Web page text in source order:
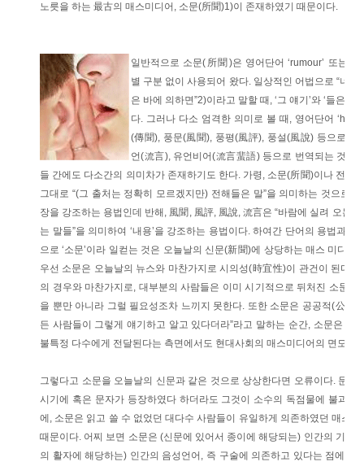
노릇을 하는 最古의 매스미디어, 소문(所聞)1)이 존재하였기 때문이다.
일반적으로 소문(所聞)은 영어단어 ‘rumour’ 또는
별 구분 없이 사용되어 왔다. 일상적인 어법으로 “너
은 바에 의하면”2)이라고 말할 때, ‘그 얘기’와 ‘들은
다. 그러나 다소 엄격한 의미로 볼 때, 영어단어
(傳聞), 풍문(風聞), 풍평(風評), 풍설(風說) 등으로 번
언(流言), 유언비어(流言蜚語) 등으로 번역되는 것이
들 간에도 다소간의 의미차가 존재하기도 한다. 가령, 소문(所聞)이나 전문(
그대로 “(그 출처는 정확히 모르겠지만) 전해들은 말”을 의미하는 것으로
장을 강조하는 용법인데 반해, 風聞, 風評, 風說, 流言은 “바람에 실려 오는
는 말들”을 의미하여 ‘내용’을 강조하는 용법이다. 하여간 단어의 용법과
으로 ‘소문’이라 일컫는 것은 오늘날의 신문(新聞)에 상당하는 매스 미디어
우선 소문은 오늘날의 뉴스와 마찬가지로 시의성(時宜性)이 관건이 된다.
의 경우와 마찬가지로, 대부분의 사람들은 이미 시기적으로 뒤처진 소문들
을 뿐만 아니라 그럴 필요성조차 느끼지 못한다. 또한 소문은 공공적(公共
든 사람들이 그렇게 얘기하고 알고 있다더라”라고 말하는 순간, 소문은 공
불특정 다수에게 전달된다는 측면에서도 현대사회의 매스미디어의 면모를
그렇다고 소문을 오늘날의 신문과 같은 것으로 상상한다면 오류이다. 문자
시기에 혹은 문자가 등장하였다 하더라도 그것이 소수의 독점물에 불과하
에, 소문은 읽고 쓸 수 없었던 대다수 사람들이 유일하게 의존하였던 매스미
때문이다. 어찌 보면 소문은 (신문에 있어서 종이에 해당되는) 인간의 기억
의 활자에 해당하는) 인간의 음성언어, 즉 구술에 의존하고 있다는 점에서,